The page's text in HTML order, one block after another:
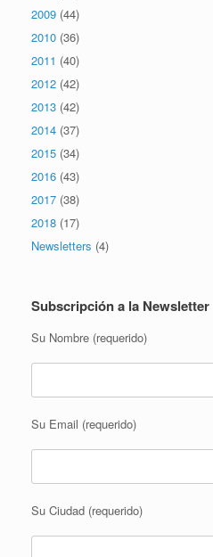
2009 (44)
2010 (36)
2011 (40)
2012 (42)
2013 (42)
2014 (37)
2015 (34)
2016 (43)
2017 (38)
2018 (17)
Newsletters (4)
Subscripción a la Newsletter
Su Nombre (requerido)
Su Email (requerido)
Su Ciudad (requerido)